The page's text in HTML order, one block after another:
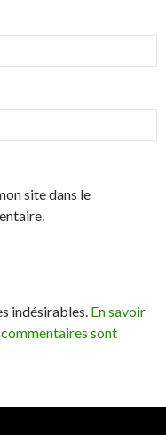
site dans le
indésirables. En savoir
sont